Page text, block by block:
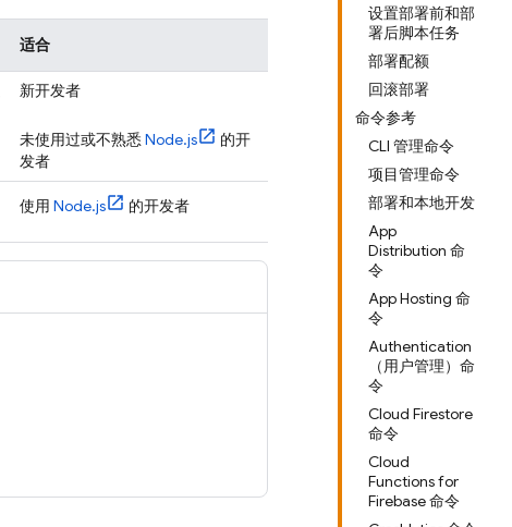
设置部署前和部
署后脚本任务
部署配额
回滚部署
命令参考
CLI 管理命令
项目管理命令
部署和本地开发
App
Distribution 命
令
App Hosting 命
令
Authentication
（用户管理）命
令
Cloud Firestore
命令
Cloud
Functions for
Firebase 命令
适合
新开发者
未使用过或不熟悉 Node.js
的开
发者
使用 Node.js 的开发者